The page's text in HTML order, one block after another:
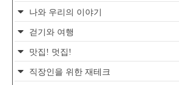
나와 우리의 이야기
걷기와 여행
맛집! 멋집!
직장인을 위한 재테크